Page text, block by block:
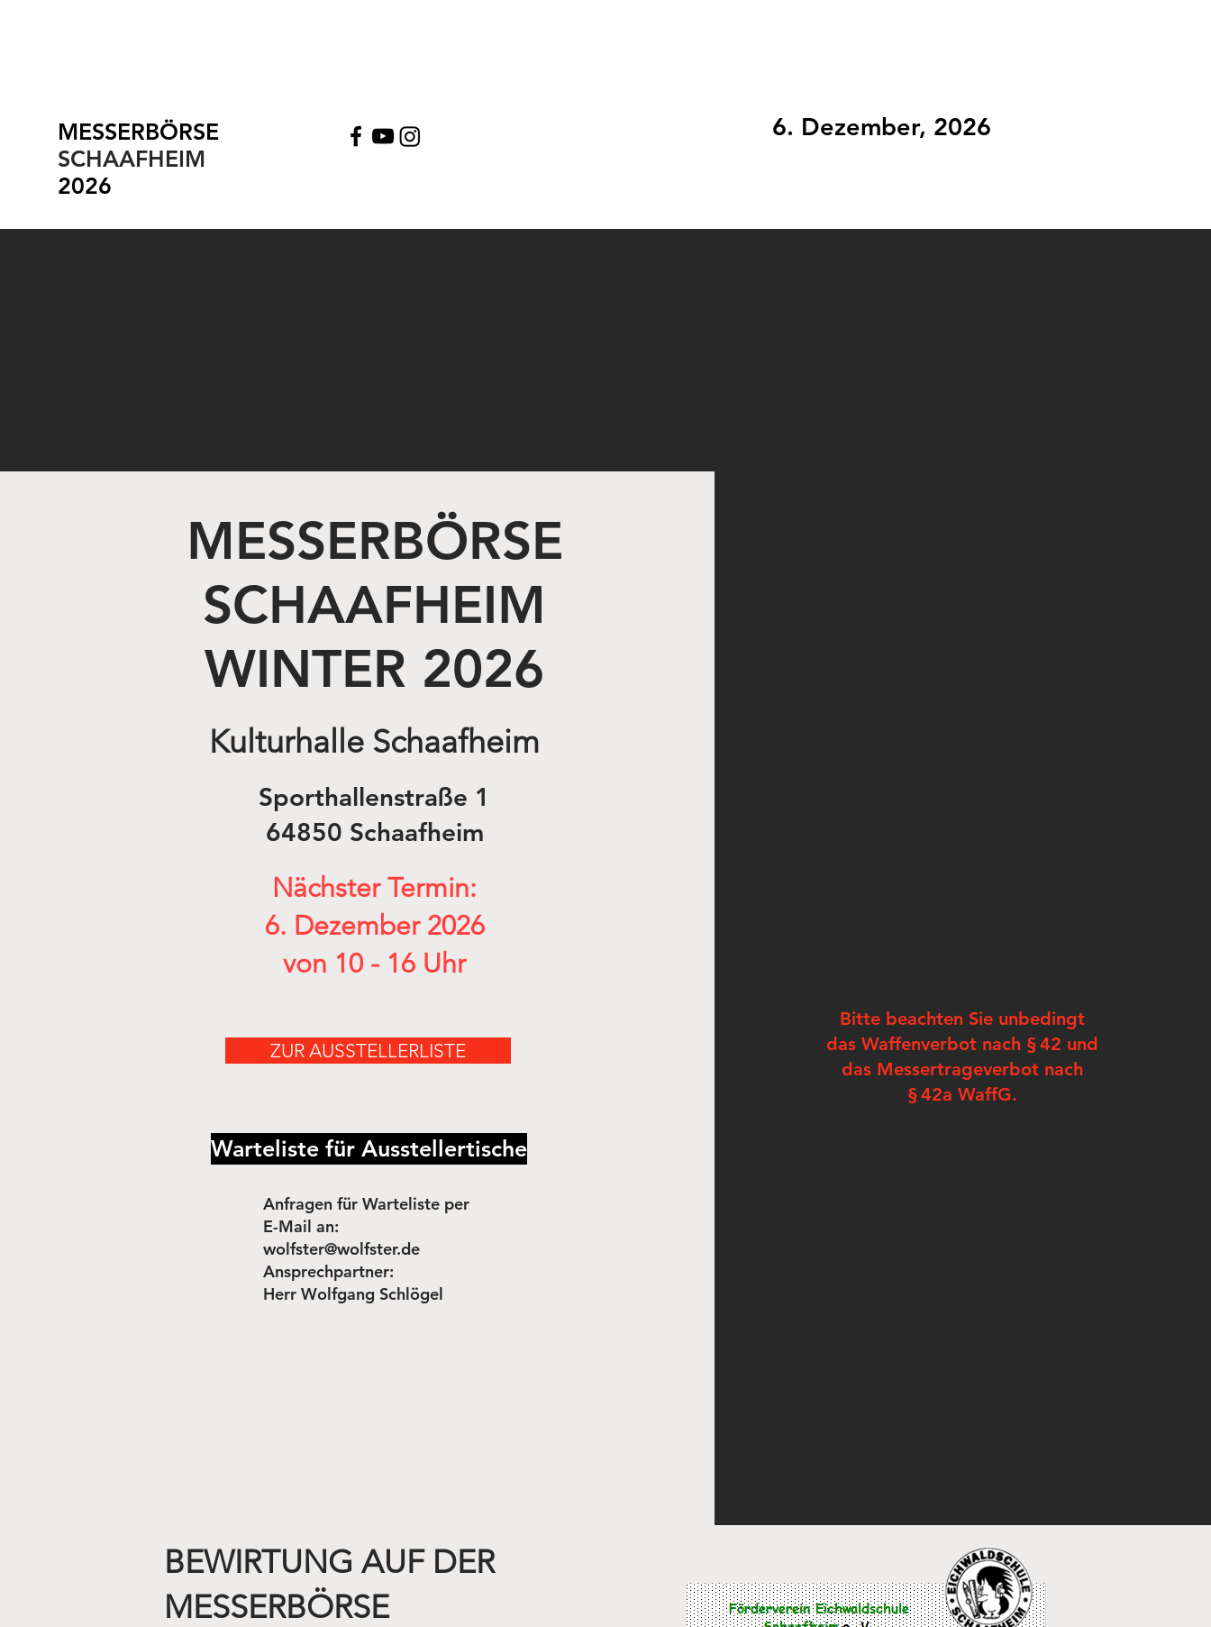
MESSERBÖRSE
SCHAAFHEIM
2026
6. Dezember, 2026
MESSERBÖRSE
SCHAAFHEIM
WINTER 2026
Kulturhalle Schaafheim
Sporthallenstraße 1
64850 Schaafheim
Nächster Termin:
6. Dezember 2026
von 10 - 16 Uhr
ZUR AUSSTELLERLISTE
Warteliste für Ausstellertische
Anfragen für Wartelisteper
E-Mail an:
wolfster@wolfster.de
Ansprechpartner:
Herr Wolfgang Schlögel
Bitte beachten Sie unbedingt
das Waffenverbot nach § 42 und
das Messertrageverbot nach
§ 42a WaffG.
BEWIRTUNG AUF DER
MESSERBÖRSE